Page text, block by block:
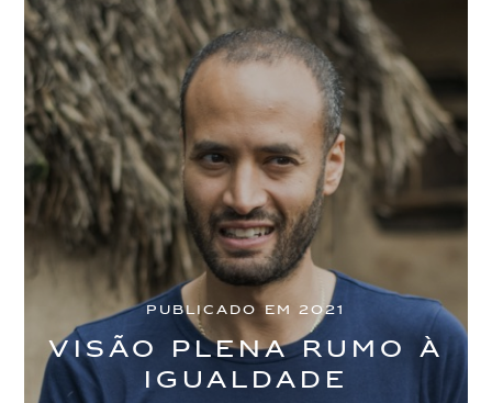
PUBLICADO EM 2021
Visão plena rumo à
igualdade